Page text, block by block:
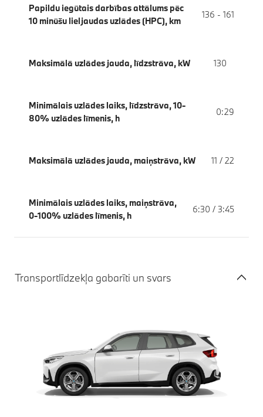
Papildu iegūtais darbības attālums pēc
10 minūšu lieljaudas uzlādes (HPC), km
136 - 161
Maksimālā uzlādes jauda, līdzstrāva, kW 130
Minimālais uzlādes laiks, līdzstrāva, 10-
80% uzlādes līmenis, h
0:29
Maksimālā uzlādes jauda, maiņstrāva, kW 11 / 22
Minimālais uzlādes laiks, maiņstrāva,
0-100% uzlādes līmenis, h
6:30 / 3:45
Transportlīdzekļa gabarīti un svars